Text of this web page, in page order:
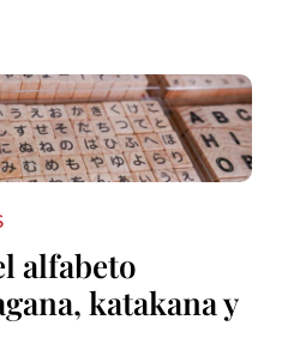
alfabeto
katakana y